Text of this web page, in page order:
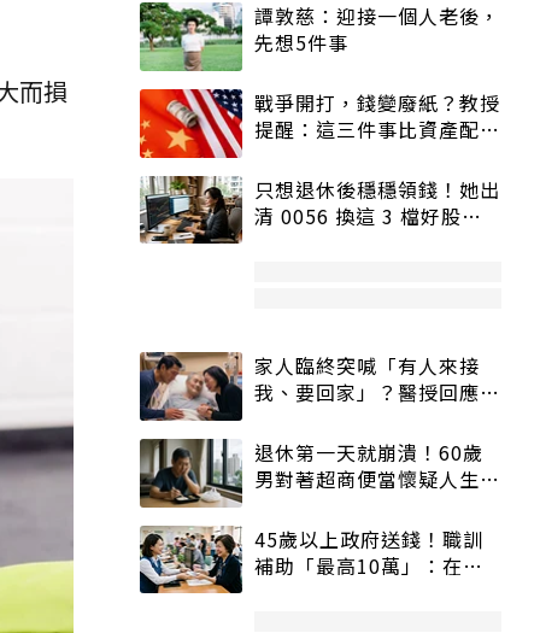
而損
譚敦慈：迎接一個人老後，
先想5件事
戰爭開打，錢變廢紙？教授
提醒：這三件事比資產配置
只想退休後穩穩領錢！她出
清 0056 換這 3 檔好股：
家人臨終突喊「有人來接
我、要回家」？醫授回應方
退休第一天就崩潰！60歲
男對著超商便當懷疑人生
45歲以上政府送錢！職訓
補助「最高10萬」：在